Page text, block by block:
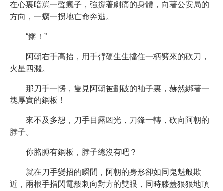
在心裏暗罵一聲瘋子，強撐著劇痛的身體，向著公安局的
方向，一瘸一拐地亡命奔逃。
“鏘！”
阿朝右手高抬，用手臂硬生生擋住一柄劈來的砍刀，
火星四濺。
那刀手一愣，隻見阿朝被劃破的袖子裏，赫然綁著一
塊厚實的鋼板！
來不及多想，刀手目露凶光，刀鋒一轉，砍向阿朝的
脖子。
你胳膊有鋼板，脖子總沒有吧？
就在刀手變招的瞬間，阿朝的身形卻如同鬼魅般欺
近，兩根手指閃電般刺向對方的雙眼，同時膝蓋狠狠地頂